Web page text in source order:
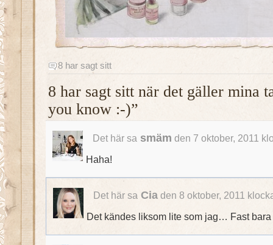
8 har sagt sitt
8 har sagt sitt när det gäller mina
you know :-)”
Det här sa smäm den 7 oktober, 2011
Haha!
Det här saCiaden 8 oktober, 2011
Det kändes liksom lite som jag… Fast